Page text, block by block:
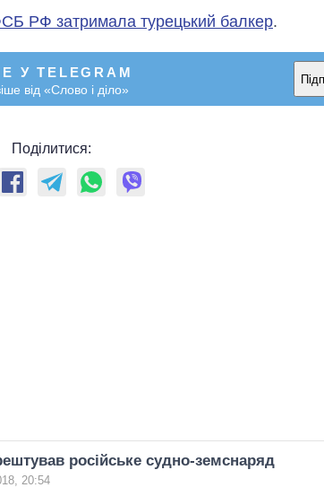
РФ затримала турецький балкер.
У TELEGRAM
від «Слово і діло»
Поділитися:
російське судно-земснаряд
20:54